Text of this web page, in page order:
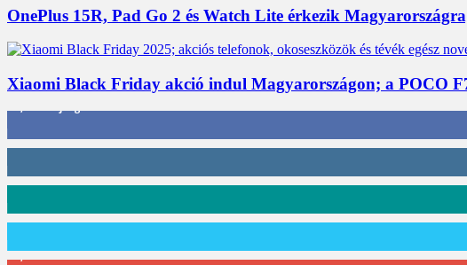
OnePlus 15R, Pad Go 2 és Watch Lite érkezik
Xiaomi Black Friday akció indul Magyarországon; a POCO
412 Követő
59 Követő
101 Követő
2,589 Feliratkozó